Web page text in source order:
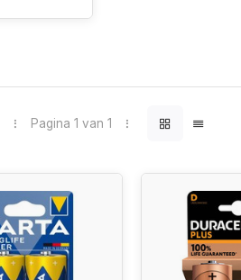
Pagina 1 van 1